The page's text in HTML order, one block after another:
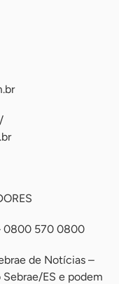
0800 570 0800
de Notícias –
Sebrae/ES e podem